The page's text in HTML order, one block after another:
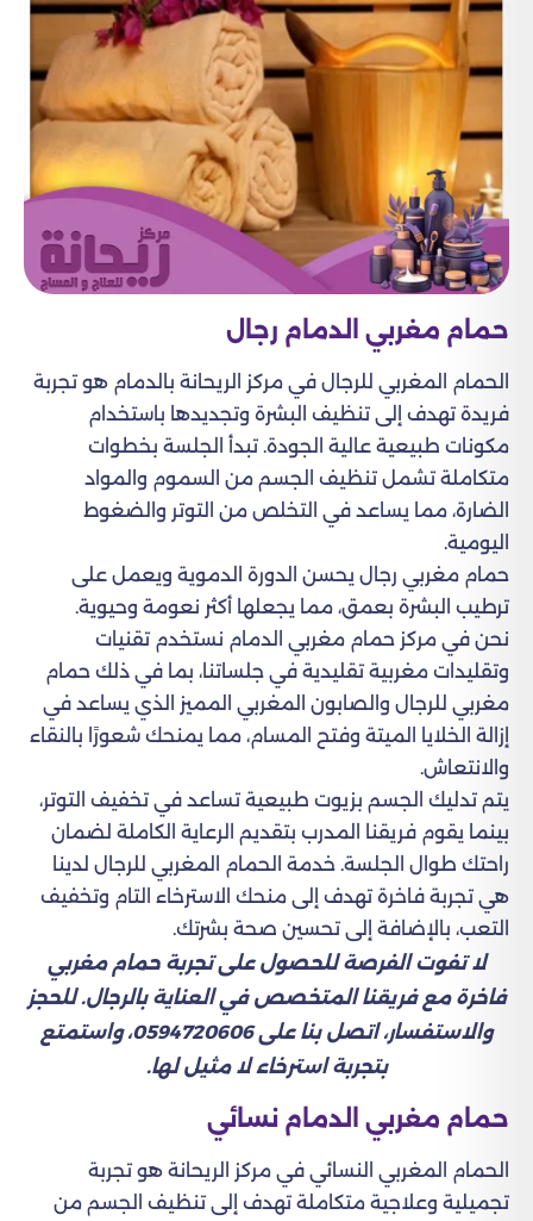
حمام مغربي الدمام رجال
الحمام المغربي للرجال في مركز الريحانة بالدمام هو تجربة
فريدة تهدف إلى تنظيف البشرة وتجديدها باستخدام
مكونات طبيعية عالية الجودة. تبدأ الجلسة بخطوات
متكاملة تشمل تنظيف الجسم من السموم والمواد
الضارة، مما يساعد في التخلص من التوتر والضغوط
اليومية.
حمام مغربي رجال يحسن الدورة الدموية ويعمل على
ترطيب البشرة بعمق، مما يجعلها أكثر نعومة وحيوية.
نحن في مركز حمام مغربي الدمام نستخدم تقنيات
وتقليدات مغربية تقليدية في جلساتنا، بما في ذلك حمام
مغربي للرجال والصابون المغربي المميز الذي يساعد في
إزالة الخلايا الميتة وفتح المسام، مما يمنحك شعورًا بالنقاء
والانتعاش.
يتم تدليك الجسم بزيوت طبيعية تساعد في تخفيف التوتر،
بينما يقوم فريقنا المدرب بتقديم الرعاية الكاملة لضمان
راحتك طوال الجلسة. خدمة الحمام المغربي للرجال لدينا
هي تجربة فاخرة تهدف إلى منحك الاسترخاء التام وتخفيف
التعب، بالإضافة إلى تحسين صحة بشرتك.
لا تفوت الفرصة للحصول على تجربة حمام مغربي
فاخرة مع فريقنا المتخصص في العناية بالرجال. للحجز
والاستفسار، اتصل بنا على 0594720606، واستمتع
بتجربة استرخاء لا مثيل لها.
حمام مغربي الدمام نسائي
الحمام المغربي النسائي في مركز الريحانة هو تجربة
تجميلية وعلاجية متكاملة تهدف إلى تنظيف الجسم من